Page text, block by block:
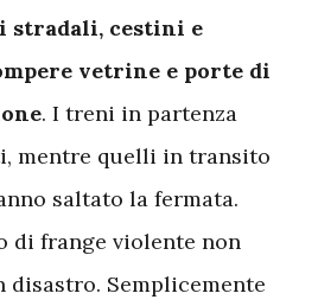
cestini e
vetrine e porte di
. I treni in partenza
mentre quelli in transito
saltato la fermata.
di frange violente non
disastro. Semplicemente